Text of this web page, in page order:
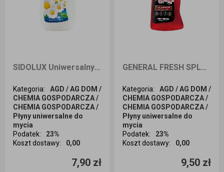
SIDOLUX Uniwersalny płyn do mycia powierzchni o zapachu mydła marsylskiego 1L
Kategoria:
AGD / AG DOM /
CHEMIA GOSPODARCZA /
CHEMIA GOSPODARCZA /
Płyny uniwersalne do
mycia
Podatek:
23%
Koszt dostawy: 0,00
7,90 zł
Ilość sztuk
GENERAL FRESH SPLASH Płyn uniwersalny o zapachu japońskiej śliwki 1L
Kategoria:
AGD / AG DOM /
CHEMIA GOSPODARCZA /
CHEMIA GOSPODARCZA /
Płyny uniwersalne do
mycia
Podatek:
23%
Koszt dostawy: 0,00
9,50 zł
Ilość sztuk